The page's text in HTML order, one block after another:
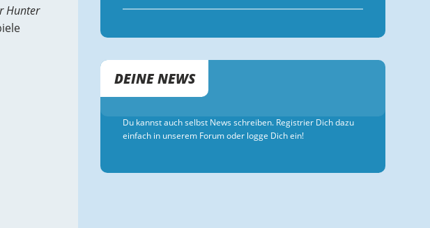
Hunter
DEINE NEWS
Du kannst auch selbst News schreiben. Registrier Dich dazu
einfach in unserem Forum oder logge Dich ein!